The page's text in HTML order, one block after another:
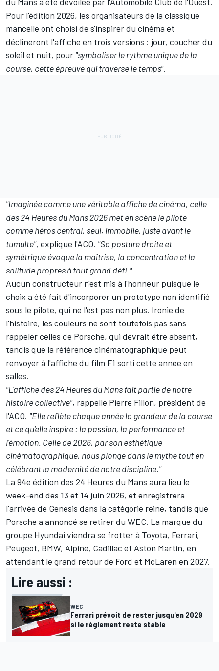
Pour l'édition 2026, les organisateurs de la classique
mancelle ont choisi de s'inspirer du cinéma et
déclineront l'affiche en trois versions : jour, coucher du
soleil et nuit, pour "symboliser le rythme unique de la
course, cette épreuve qui traverse le temps".
"Imaginée comme une véritable affiche de cinéma, celle
des 24 Heures du Mans 2026 met en scène le pilote
comme héros central, seul, immobile, juste avant le
tumulte", explique l'ACO. "Sa posture droite et
symétrique évoque la maîtrise, la concentration et la
solitude propres à tout grand défi."
Aucun constructeur n'est mis à l'honneur puisque le
choix a été fait d'incorporer un prototype non identifié
sous le pilote, qui ne l'est pas non plus. Ironie de
l'histoire, les couleurs ne sont toutefois pas sans
rappeler celles de Porsche, qui devrait être absent,
tandis que la référence cinématographique peut
renvoyer à l'affiche du film F1 sorti cette année en
salles.
"L'affiche des 24 Heures du Mans fait partie de notre
histoire collective", rappelle Pierre Fillon, président de
l'ACO. "Elle reflète chaque année la grandeur de la course
et ce qu'elle inspire : la passion, la performance et
l'émotion. Celle de 2026, par son esthétique
cinématographique, nous plonge dans le mythe tout en
célébrant la modernité de notre discipline."
La 94e édition des 24 Heures du Mans aura lieu le
week-end des 13 et 14 juin 2026, et enregistrera
l'arrivée de Genesis dans la catégorie reine, tandis que
Porsche a annoncé se retirer du WEC. La marque du
groupe Hyundai viendra se frotter à Toyota, Ferrari,
Peugeot, BMW, Alpine, Cadillac et Aston Martin, en
attendant le grand retour de Ford et McLaren en 2027.
Lire aussi :
WEC
Ferrari prévoit de rester jusqu'en 2029
si le règlement reste stable